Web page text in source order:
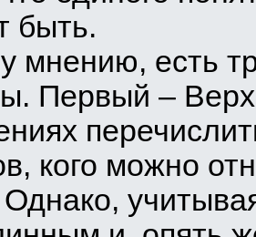
быть.
мнению, есть
Первый –
кого можно
Однако,